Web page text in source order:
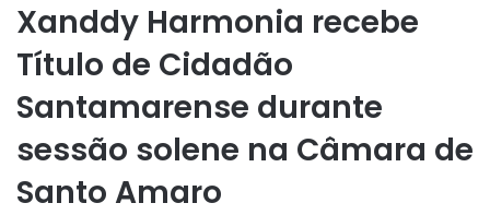
Xanddy Harmonia recebe
Título de Cidadão
Santamarense durante
sessão solene na Câmara de
Santo Amaro